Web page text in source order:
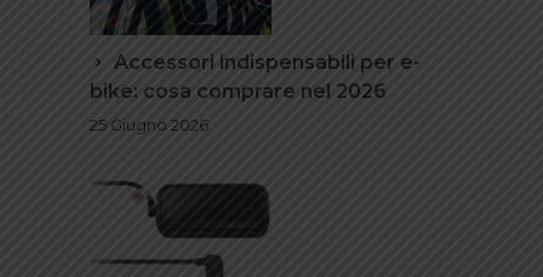
Accessori indispensabili per e-
bike: cosa comprare nel 2026
25 Giugno 2026